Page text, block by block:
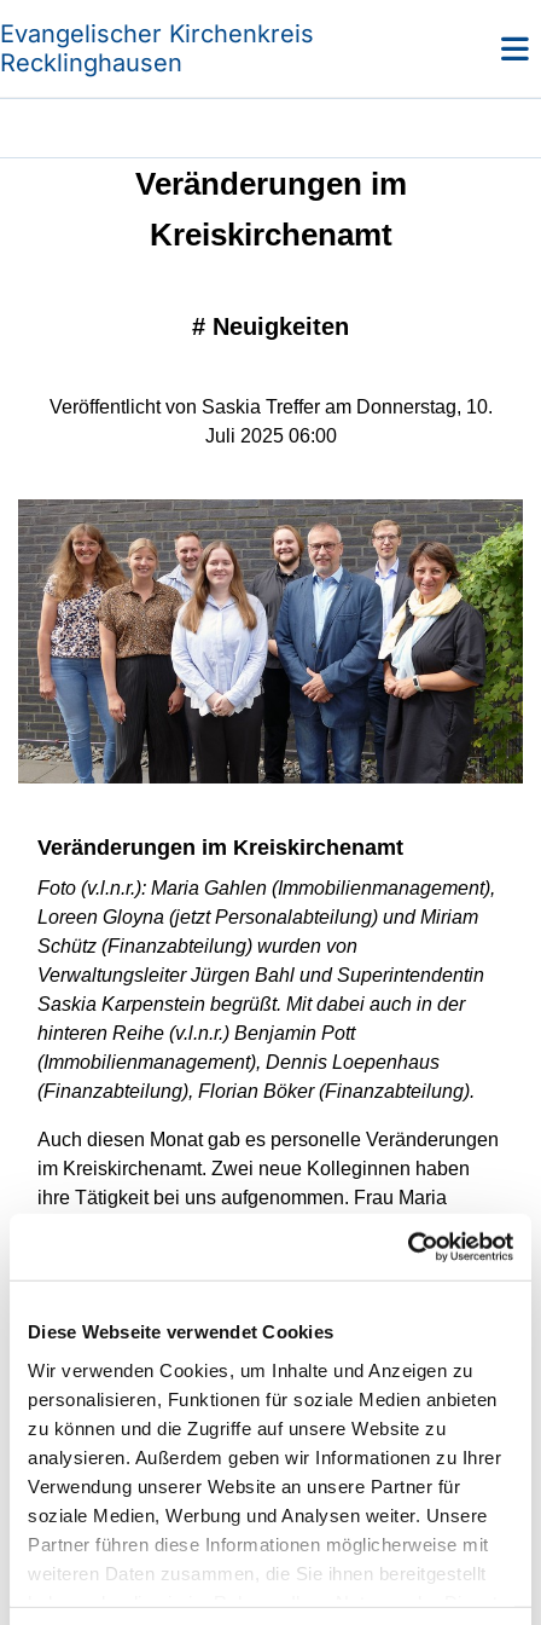
Diese Webseite verwendet Cookies
Wir verwenden Cookies, um Inhalte und Anzeigen zu
personalisieren, Funktionen für soziale Medien anbieten
zu können und die Zugriffe auf unsere Website zu
analysieren. Außerdem geben wir Informationen zu Ihrer
Verwendung unserer Website an unsere Partner für
soziale Medien, Werbung und Analysen weiter. Unsere
Partner führen diese Informationen möglicherweise mit
weiteren Daten zusammen, die Sie ihnen bereitgestellt
Evangelischer Kirchenkreis
Recklinghausen
Veränderungen im
Kreiskirchenamt
# Neuigkeiten
Veröffentlicht von Saskia Treffer am Donnerstag, 10.
Juli 2025 06:00
Veränderungen im Kreiskirchenamt
Foto (v.l.n.r.): Maria Gahlen (Immobilienmanagement),
Loreen Gloyna (jetzt Personalabteilung) und Miriam
Schütz (Finanzabteilung) wurden von
Verwaltungsleiter Jürgen Bahl und Superintendentin
Saskia Karpenstein begrüßt. Mit dabei auch in der
hinteren Reihe (v.l.n.r.) Benjamin Pott
(Immobilienmanagement), Dennis Loepenhaus
(Finanzabteilung), Florian Böker (Finanzabteilung).
Auch diesen Monat gab es personelle Veränderungen
im Kreiskirchenamt. Zwei neue Kolleginnen haben
ihre Tätigkeit bei uns aufgenommen. Frau Maria
Immobilienmanagement-Team. Sie bringt langjährige
Erfahrung aus der Haus- und Wohnungsverwaltung
wertvolle Einblicke in die Versicherungsbranche
gewinnen. Frau Miriam Schütz gehört seit dem 1. Juli
zu unserer Finanzabteilung. Als gelernte
Steuerfachangestellte unterstützt sie das Team der
Gemeindesachbearbeitung mit ihrem steuerlichen und
bilanztechnischen Know-how. Zudem gab es eine
personelle Veränderung innerhalb des Hauses. Frau
Loreen Gloyna ist aus der Buchhaltung in unsere
Personalabteilung gewechselt und wird künftig u.a.
das Arbeitsvertragswesen im Ev. Kirchenkreis